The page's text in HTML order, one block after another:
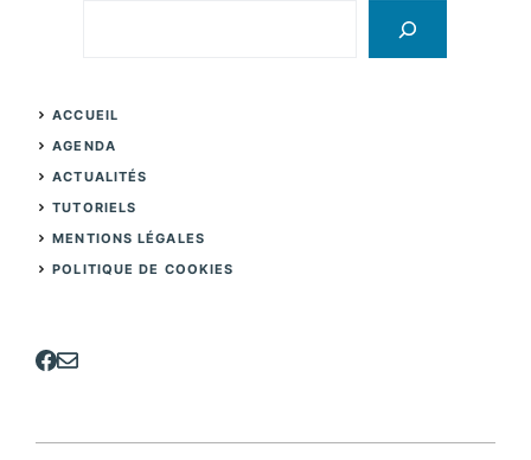
ACCUEIL
AGENDA
ACTUALITÉS
TUTORIELS
MENTIONS LÉGALES
POLITIQUE DE COOKIES